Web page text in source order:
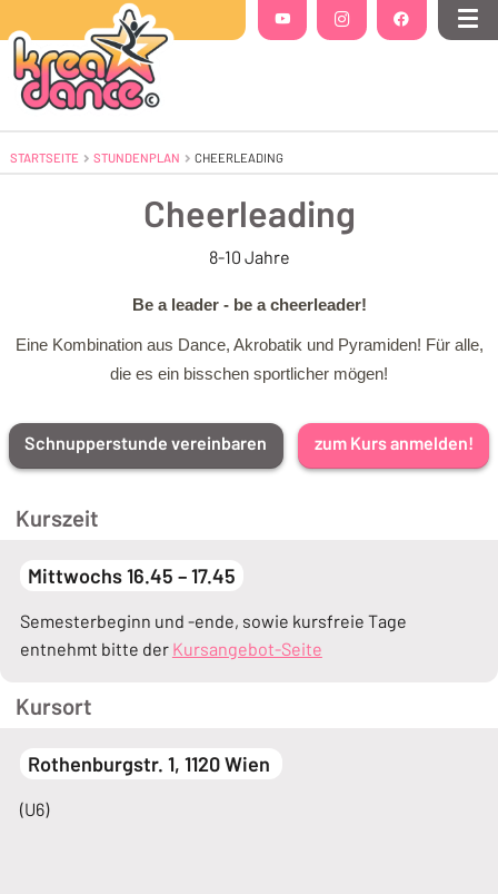
YouTube(Öffnet in einem neuen Tab oder
Instagram(Öffnet in einem neuen
Facebook(Öffnet in
STARTSEITE STUNDENPLAN AKTUELL: CHEERLEADING
CHEERLEADING
Cheerleading
8-10 Jahre
Be a leader - be a cheerleader!
Eine Kombination aus Dance, Akrobatik und Pyramiden! Für alle,
die es ein bisschen sportlicher mögen!
Schnupperstunde vereinbaren zum Kurs anmelden!
Kurszeit
Mittwochs 16.45 – 17.45
Semesterbeginn und -ende, sowie kursfreie Tage
entnehmt bitte der Kursangebot-Seite
Kursort
Rothenburgstr. 1, 1120 Wien
(U6)